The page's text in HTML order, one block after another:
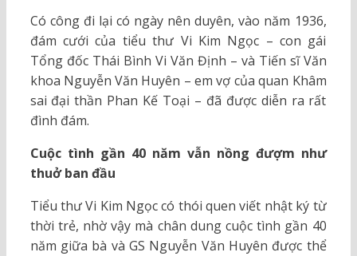
Có công đi lại có ngày nên duyên, vào năm 1936,
đám cưới của tiểu thư Vi Kim Ngọc – con gái
Tổng đốc Thái Bình Vi Văn Định – và Tiến sĩ Văn
khoa Nguyễn Văn Huyên – em vợ của quan Khâm
sai đại thần Phan Kế Toại – đã được diễn ra rất
đình đám.
Cuộc tình gần 40 năm vẫn nồng đượm như
thuở ban đầu
Tiểu thư Vi Kim Ngọc có thói quen viết nhật ký từ
thời trẻ, nhờ vậy mà chân dung cuộc tình gần 40
năm giữa bà và GS Nguyễn Văn Huyên được thể